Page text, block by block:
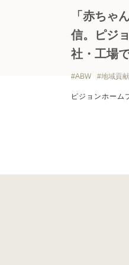
「赤ちゃ
信。ピジ
社・工場
ABW 地域貢献
ピジョンホーム